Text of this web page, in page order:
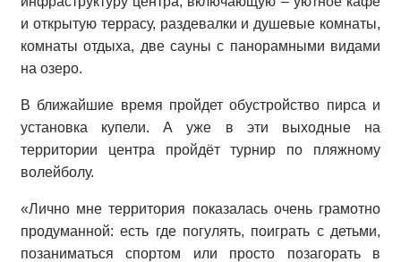
и открытую террасу, раздевалки и душевые комнаты,
комнаты отдыха, две сауны с панорамными видами
на озеро.
В ближайшие время пройдет обустройство пирса и
установка купели. А уже в эти выходные на
территории центра пройдёт турнир по пляжному
волейболу.
«Лично мне территория показалась очень грамотно
продуманной: есть где погулять, поиграть с детьми,
позаниматься спортом или просто позагорать в